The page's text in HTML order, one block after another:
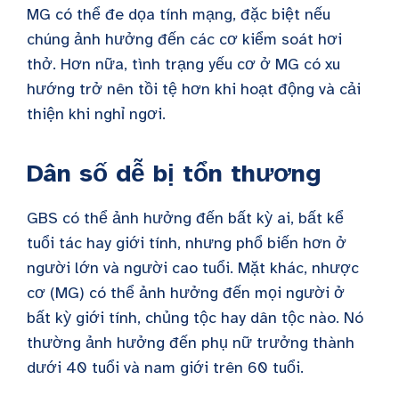
MG có thể đe dọa tính mạng, đặc biệt nếu
chúng ảnh hưởng đến các cơ kiểm soát hơi
thở. Hơn nữa, tình trạng yếu cơ ở MG có xu
hướng trở nên tồi tệ hơn khi hoạt động và cải
thiện khi nghỉ ngơi.
Dân số dễ bị tổn thương
GBS có thể ảnh hưởng đến bất kỳ ai, bất kể
tuổi tác hay giới tính, nhưng phổ biến hơn ở
người lớn và người cao tuổi. Mặt khác, nhược
cơ (MG) có thể ảnh hưởng đến mọi người ở
bất kỳ giới tính, chủng tộc hay dân tộc nào. Nó
thường ảnh hưởng đến phụ nữ trưởng thành
dưới 40 tuổi và nam giới trên 60 tuổi.